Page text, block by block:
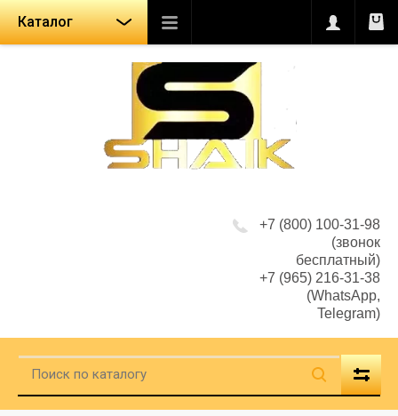
Каталог
+7 (800) 100-31-98
(звонок
бесплатный)
+7 (965) 216-31-38
(WhatsApp,
Telegram)